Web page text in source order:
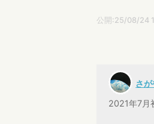
公開:25/08/24
さ
2021年7月